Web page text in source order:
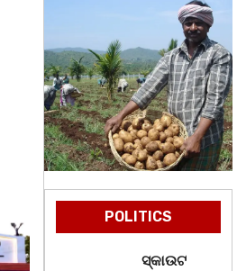
POLITICS
ସ୍କାଉଟ